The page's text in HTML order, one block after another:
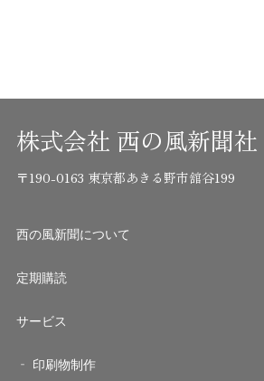
株式会社 西の風新聞社
〒190-0163 東京都あきる野市舘谷199
西の風新聞について
定期購読
サービス
印刷物制作